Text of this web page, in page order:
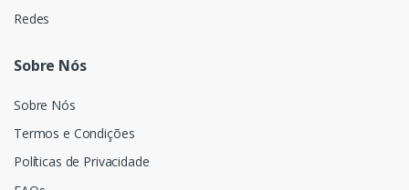
Redes
Sobre Nós
Sobre Nós
Termos e Condições
Políticas de Privacidade